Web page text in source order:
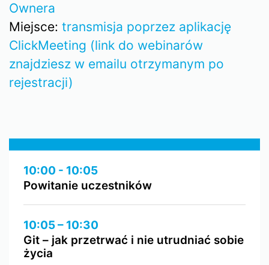
Ownera
Miejsce: transmisja poprzez aplikację
ClickMeeting (link do webinarów
znajdziesz w emailu otrzymanym po
rejestracji)
10:00 - 10:05
Powitanie uczestników
10:05 – 10:30
Git – jak przetrwać i nie utrudniać sobie
życia